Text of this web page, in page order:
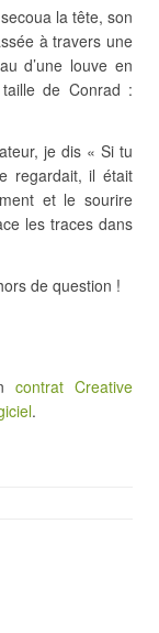
la tête, son
à travers une
d’une louve en
de Conrad :
je dis « Si tu
regardait, il était
et le sourire
les traces dans
de question !
contrat Creative
.